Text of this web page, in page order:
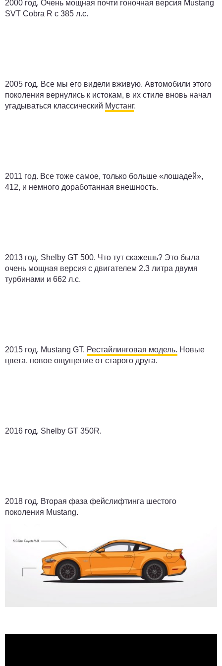
2000 год. Очень мощная почти гоночная версия Mustang
SVT Cobra R с 385 л.с.
2005 год. Все мы его видели вживую. Автомобили этого
поколения вернулись к истокам, в их стиле вновь начал
угадываться классический Мустанг.
2011 год. Все тоже самое, только больше «лошадей»,
412, и немного доработанная внешность.
2013 год. Shelby GT 500. Что тут скажешь? Это была
очень мощная версия с двигателем 2.3 литра двумя
турбинами и 662 л.с.
2015 год. Mustang GT. Рестайлинговая модель. Новые
цвета, новое ощущение от старого друга.
2016 год. Shelby GT 350R.
2018 год. Вторая фаза фейслифтинга шестого
поколения Mustang.